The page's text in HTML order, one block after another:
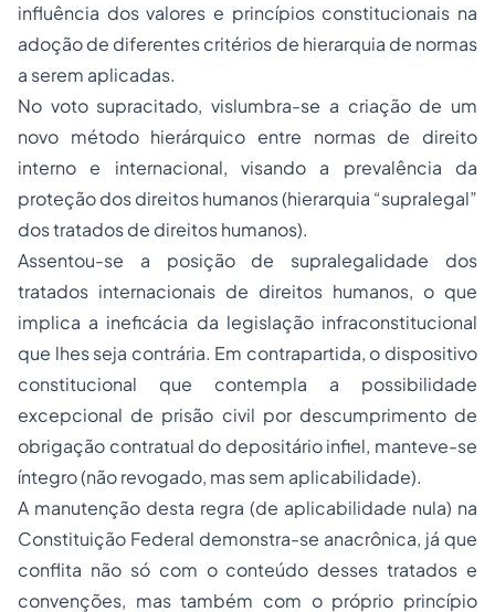
influência dos valores e princípios constitucionais na
adoção de diferentes critérios de hierarquia de normas
a serem aplicadas.
No voto supracitado, vislumbra-se a criação de um
novo método hierárquico entre normas de direito
interno e internacional, visando a prevalência da
proteção dos direitos humanos (hierarquia “supralegal”
dos tratados de direitos humanos).
Assentou-se a posição de supralegalidade dos
tratados internacionais de direitos humanos, o que
implica a ineficácia da legislação infraconstitucional
que lhes seja contrária. Em contrapartida, o dispositivo
constitucional que contempla a possibilidade
excepcional de prisão civil por descumprimento de
obrigação contratual do depositário infiel, manteve-se
íntegro (não revogado, mas sem aplicabilidade).
A manutenção desta regra (de aplicabilidade nula) na
Constituição Federal demonstra-se anacrônica, já que
conflita não só com o conteúdo desses tratados e
convenções, mas também com o próprio princípio